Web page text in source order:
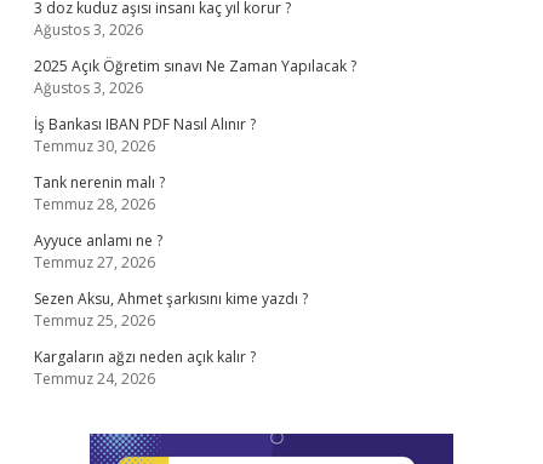
3 doz kuduz aşısı insanı kaç yıl korur ?
Ağustos 3, 2026
2025 Açık Öğretim sınavı Ne Zaman Yapılacak ?
Ağustos 3, 2026
İş Bankası IBAN PDF Nasıl Alınır ?
Temmuz 30, 2026
Tank nerenin malı ?
Temmuz 28, 2026
Ayyuce anlamı ne ?
Temmuz 27, 2026
Sezen Aksu, Ahmet şarkısını kime yazdı ?
Temmuz 25, 2026
Kargaların ağzı neden açık kalır ?
Temmuz 24, 2026